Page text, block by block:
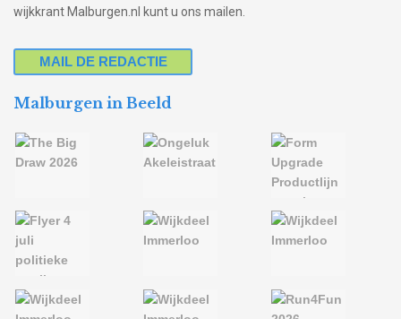
wijkkrant Malburgen.nl kunt u ons mailen.
MAIL DE REDACTIE
Malburgen in Beeld